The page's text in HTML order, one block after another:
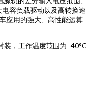
容负载驱动以及高转换速
应用的强大、高性能运算
装，工作温度范围为 -40°C